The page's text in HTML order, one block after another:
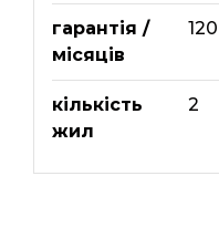
гарантія /
місяців
120
кількість
жил
2